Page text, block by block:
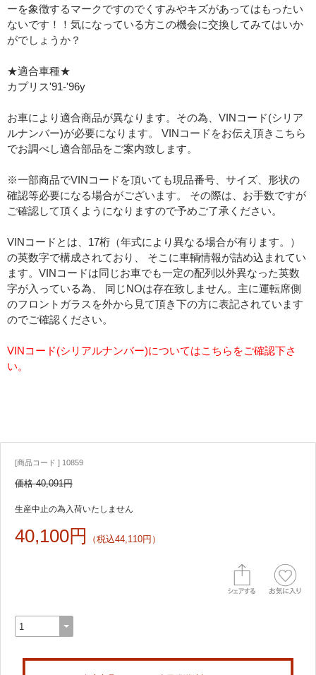
ーを象徴するマークですのでくすみやキズがあってはもったい
ないです！！気になっている方この機会に交換してみてはいか
がでしょうか？
★適合車種★
カプリス'91-'96y
お車により適合商品が異なります。その為、VINコード(シリア
ルナンバー)が必要になります。 VINコードをお伝え頂きこちら
でお調べし適合部品をご案内致します。
※一部商品でVINコードを頂いても現品番号、サイズ、形状の
確認等必要になる場合がございます。 その際は、お手数ですが
ご確認して頂くようになりますので予めご了承ください。
VINコードとは、17桁（年式により異なる場合が有ります。）
の英数字で構成されており、 そこに車輌情報が詰め込まれてい
ます。VINコードは同じお車でも一定の配列以外異なった英数
字が入っている為、 同じNOは存在致しません。主に運転席側
のフロントガラスを外から見て頂き下の方に表記されています
のでご確認ください。
VINコード(シリアルナンバー)についてはこちらをご確認下さ
い。
[商品コード ] 10859
価格 40,091円
生産中止の為入荷いたしません
40,100円 （税込44,110円）